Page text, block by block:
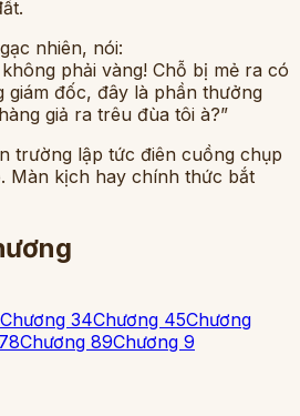
nhiên, nói:
phải vàng! Chỗ bị mẻ ra có
giám đốc, đây là phần thưởng
giả ra trêu đùa tôi à?”
trường lập tức điên cuồng chụp
Màn kịch hay chính thức bắt
Chương 34Chương 45Chương
8Chương 89Chương 9